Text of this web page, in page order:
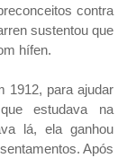
contra
sustentou que
hífen.
1912, para ajudar
estudava na
lá, ela ganhou
Após